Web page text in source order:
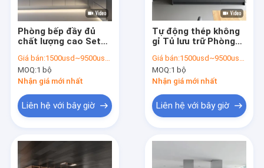
Phòng bếp đầy đủ
chất lượng cao Set
châu Âu tủ bếp gỗ
rắn
Giá bán:1500usd~9500usd/customized according to material&dimension
MOQ:1 bộ
Nhận giá mới nhất
Liên hệ với bây giờ
Tự động thép không
gỉ Tủ lưu trữ Phòng
Tủ đồ bếp ngoài trời
Thiết bị bếp
Giá bán:1500usd~9500usd/customized according to material&dimension
MOQ:1 bộ
Nhận giá mới nhất
Liên hệ với bây giờ